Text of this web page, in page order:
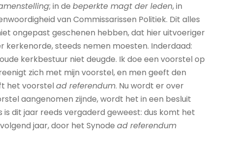
; in de beperkte magt der leden, in
van Commissarissen Politiek. Dit alles
ongepast geschenen hebben, dat hier uitvoeriger
kerkenorde, steeds nemen moesten. Inderdaad:
kerkbestuur niet deugde. Ik doe een voorstel op
zich met mijn voorstel, en men geeft den
het voorstel ad referendum. Nu wordt er over
aangenomen zijnde, wordt het in een besluit
dit jaar reeds vergaderd geweest: dus komt het
jaar, door het Synode ad referendum